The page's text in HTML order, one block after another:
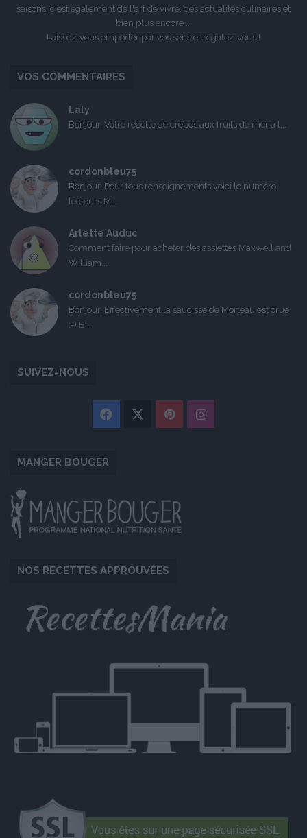
saisons, c'est également de l'art de vivre, des actualités culinaires et
bien plus encore ...
Laissez-vous emporter par vos sens et régalez-vous !
VOS COMMENTAIRES
Laly
Bonjour, Votre recette de crêpes aux fruits de mer a l...
cordonbleu75
Bonjour, Pour tous renseignements voici le numéro
lecteurs M...
Arlette Auduc
Comment faire pour acheter des assiettes Maxwell and
William...
cordonbleu75
Bonjour, Effectivement la saucisse de Morteau est crue
:-) B...
SUIVEZ-NOUS
Facebook PinterestInstagram
MANGER BOUGER
NOS RECETTES APPROUVÉES